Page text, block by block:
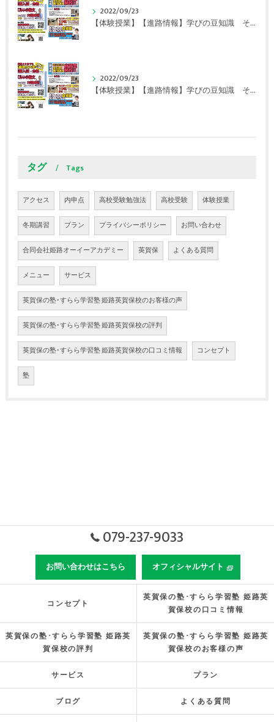
2022/09/23
【体験授業】【進路情報】学びの豆知識 その107 実力テストや模試が苦手な人は｜英賀保駅前のすらら学習塾姫路英賀保校
2022/09/23
【体験授業】【進路情報】学びの豆知識 その106 やはり目的がないとモチベーションが上がらない ｜英賀保駅前のすらら学習塾姫路英賀保校
タグ Tags
アクセス 内申点 高校受験勉強法 高校受験 体験授業
冬期講習 プラン プライバシーポリシー お問い合わせ
合同会社姫路オーイーアカデミー 英賀保 よくある質問
メニュー サービス
英賀保の塾･すらら学習塾 姫路英賀保校のお客様の声
英賀保の塾･すらら学習塾 姫路英賀保校の評判
英賀保の塾･すらら学習塾 姫路英賀保校の口コミ情報 コンセプト
塾
079-237-9033
お問い合わせはこちら オフィシャルサイト
コンセプト
英賀保の塾･すらら学習塾 姫路英
賀保校の口コミ情報
英賀保の塾･すらら学習塾 姫路英
賀保校の評判
英賀保の塾･すらら学習塾 姫路英
賀保校のお客様の声
サービス プラン
ブログ よくある質問